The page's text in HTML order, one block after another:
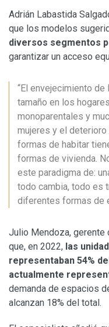
Adrián Labastida
que los modelos
diversos segmentos
garantizar un acceso
“El envejecimiento
tamaño en los
monoparentales y
mujeres y el
formas de habitar
formas de vivienda.
este paradigma de:
todo cambia, todo es
diferentes formas de
Julio Mendoza, gerente
que, en 2022, las
representaban 54%
actualmente
demanda de espacios
alcanzan 18% del total.